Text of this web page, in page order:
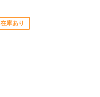
在庫あり